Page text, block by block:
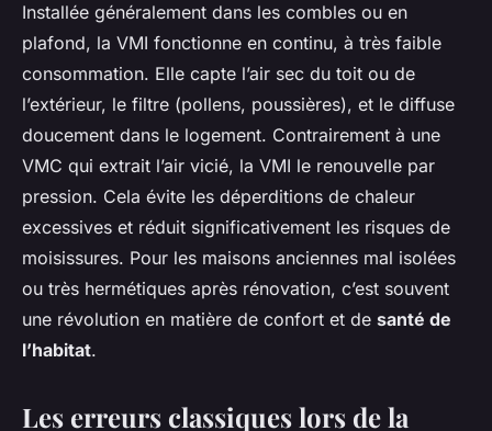
Installée généralement dans les combles ou en
plafond, la VMI fonctionne en continu, à très faible
consommation. Elle capte l’air sec du toit ou de
l’extérieur, le filtre (pollens, poussières), et le diffuse
doucement dans le logement. Contrairement à une
VMC qui extrait l’air vicié, la VMI le renouvelle par
pression. Cela évite les déperditions de chaleur
excessives et réduit significativement les risques de
moisissures. Pour les maisons anciennes mal isolées
ou très hermétiques après rénovation, c’est souvent
une révolution en matière de confort et de santé de
l’habitat.
Les erreurs classiques lors de la